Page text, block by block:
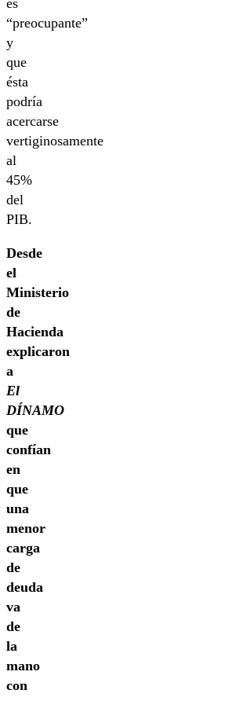
es
“preocupante”
y
que
ésta
podría
acercarse
vertiginosamente
al
45%
del
PIB.
Desde
el
Ministerio
de
Hacienda
explicaron
a
El
DÍNAMO
que
confían
en
que
una
menor
carga
de
deuda
va
de
la
mano
con